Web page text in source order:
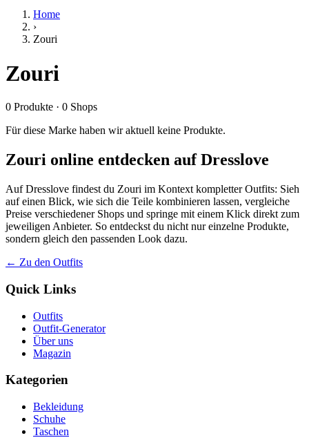
Home
›
Zouri
Zouri
0 Produkte · 0 Shops
Für diese Marke haben wir aktuell keine Produkte.
Zouri online entdecken auf Dresslove
Auf Dresslove findest du Zouri im Kontext kompletter Outfits: Sieh
auf einen Blick, wie sich die Teile kombinieren lassen, vergleiche
Preise verschiedener Shops und springe mit einem Klick direkt zum
jeweiligen Anbieter. So entdeckst du nicht nur einzelne Produkte,
sondern gleich den passenden Look dazu.
← Zu den Outfits
Quick Links
Outfits
Outfit-Generator
Über uns
Magazin
Kategorien
Bekleidung
Schuhe
Taschen